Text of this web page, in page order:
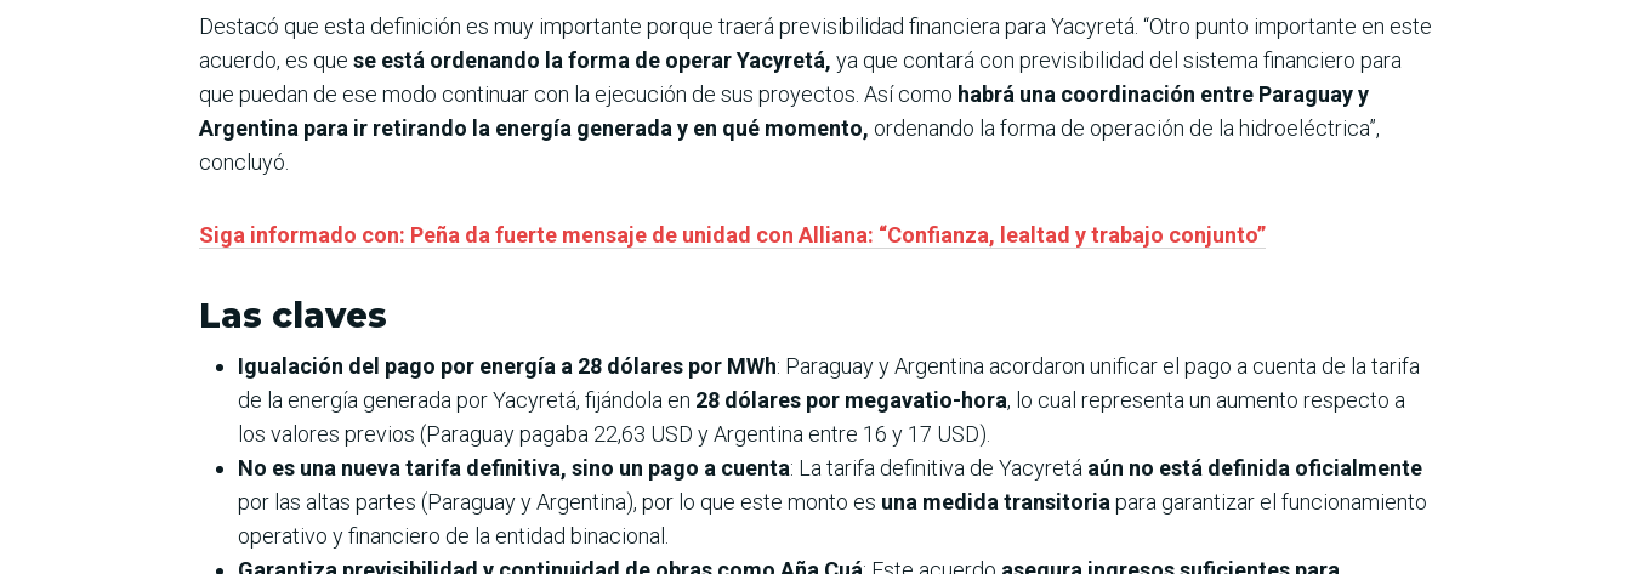
Destacó que esta definición es muy importante porque traerá previsibilidad financiera para Yacyretá. “Otro punto importante en este
acuerdo, es que se está ordenando la forma de operar Yacyretá, ya que contará con previsibilidad del sistema financiero para
que puedan de ese modo continuar con la ejecución de sus proyectos. Así como habrá una coordinación entre Paraguay y
Argentina para ir retirando la energía generada y en qué momento, ordenando la forma de operación de la hidroeléctrica”,
concluyó.
Siga informado con: Peña da fuerte mensaje de unidad con Alliana: “Confianza, lealtad y trabajo conjunto”
Las claves
Igualación del pago por energía a 28 dólares por MWh: Paraguay y Argentina acordaron unificar el pago a cuenta de la tarifa
de la energía generada por Yacyretá, fijándola en 28 dólares por megavatio-hora, lo cual representa un aumento respecto a
los valores previos (Paraguay pagaba 22,63 USD y Argentina entre 16 y 17 USD).
No es una nueva tarifa definitiva, sino un pago a cuenta: La tarifa definitiva de Yacyretá aún no está definida oficialmente
por las altas partes (Paraguay y Argentina), por lo que este monto es una medida transitoria para garantizar el funcionamiento
operativo y financiero de la entidad binacional.